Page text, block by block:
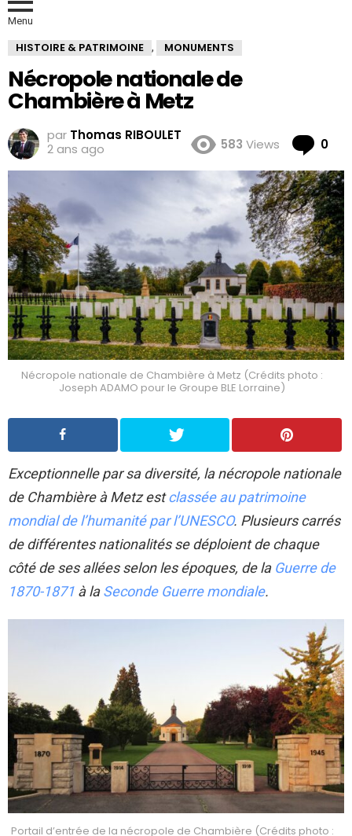
Menu
HISTOIRE & PATRIMOINE , MONUMENTS
Nécropole nationale de
Chambière à Metz
par Thomas RIBOULET
2 ans ago
583 Views 0
Nécropole nationale de Chambière à Metz (Crédits photo :
Joseph ADAMO pour le Groupe BLE Lorraine)
Exceptionnelle par sa diversité, la nécropole nationale
de Chambière à Metz estclassée au patrimoine
mondial de l’humanité par l’UNESCO. Plusieurs carrés
de différentes nationalités se déploient de chaque
côté de ses allées selon les époques, de la Guerre de
1870-1871 à laSeconde Guerre mondiale.
Portail d’entrée de la nécropole de Chambière (Crédits photo :